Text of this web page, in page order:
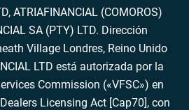
ATRIAFINANCIAL (COMOROS)
SA (PTY) LTD. Dirección
Village Londres, Reino Unido
LTD está autorizada por la
Commission («VFSC») en
Licensing Act [Cap70], con